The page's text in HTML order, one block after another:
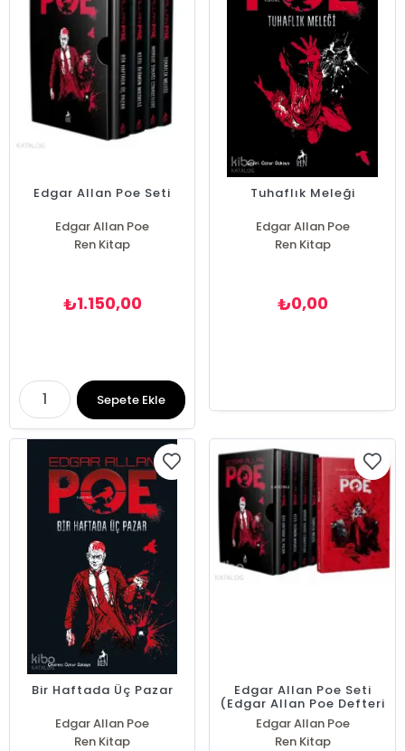
Edgar Allan Poe Seti
Edgar Allan Poe
Ren Kitap
₺1.150,00
Sepete Ekle
Tuhaflık Meleği
Edgar Allan Poe
Ren Kitap
₺0,00
Bir Haftada Üç Pazar
Edgar Allan Poe
Ren Kitap
Edgar Allan Poe Seti
(Edgar Allan Poe Defteri
Hediyeli)
Edgar Allan Poe
Ren Kitap